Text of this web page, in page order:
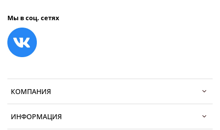
КОМПАНИЯ
ИНФОРМАЦИЯ
Мы в соц. сетях